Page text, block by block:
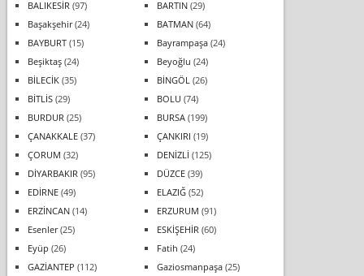
BALIKESİR (97) BARTIN(29)
Başakşehir(24) BATMAN(64)
BAYBURT(15) Bayrampaşa(24)
Beşiktaş(24) Beyoğlu (24)
BİLECİK(35) BİNGÖL (26)
BİTLİS(29) BOLU (74)
BURDUR (25) BURSA(199)
ÇANAKKALE(37) ÇANKIRI (19)
ÇORUM (32) DENİZLİ (125)
DİYARBAKIR (95) DÜZCE(39)
EDİRNE(49) ELAZIĞ(52)
ERZİNCAN(14) ERZURUM (91)
Esenler(25) ESKİŞEHİR (60)
Eyüp (26) Fatih (24)
GAZİANTEP (112) Gaziosmanpaşa(25)